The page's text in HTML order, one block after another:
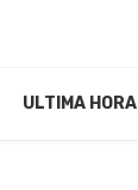
ULTIMA HORA